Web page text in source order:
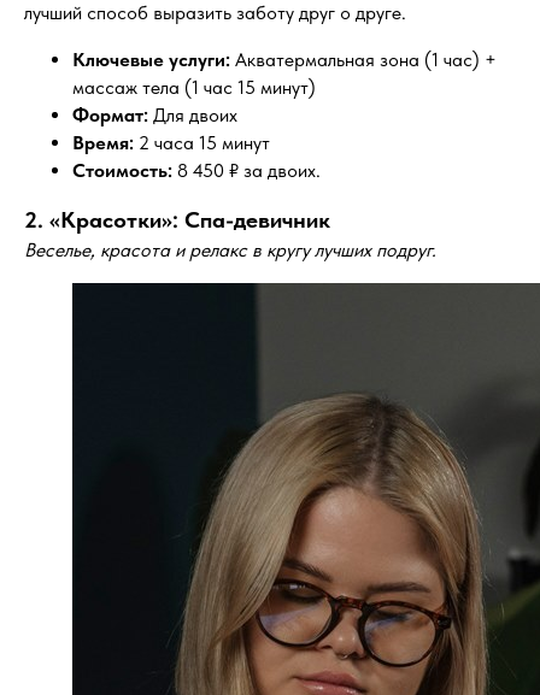
лучший способ выразить заботу друг о друге.
Ключевые услуги: Акватермальная зона (1 час) +
массаж тела (1 час 15 минут)
Формат: Для двоих
Время: 2 часа 15 минут
Стоимость: 8 450 ₽ за двоих.
2. «Красотки»: Спа-девичник
Веселье, красота и релакс в кругу лучших подруг.